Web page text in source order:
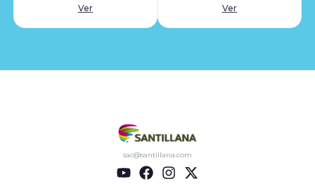
Ver Ver
sac@santillana.com